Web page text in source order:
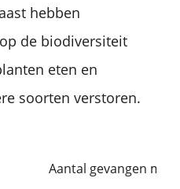
hebben
de biodiversiteit
eten en
soorten verstoren.
Aantal gevangen